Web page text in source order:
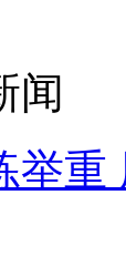
闻
举重